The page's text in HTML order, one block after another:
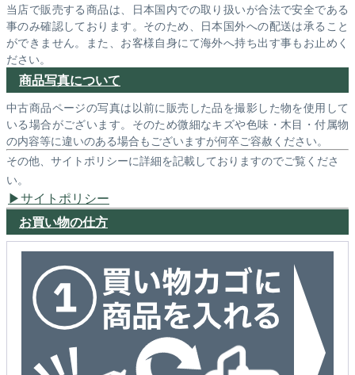
当店で販売する商品は、日本国内での取り扱いが合法で安全である
事のみ確認しております。そのため、日本国外への配送は承ること
ができません。また、お客様自身にて海外へ持ち出す事もお止めく
ださい。
商品写真について
中古商品ページの写真は以前に販売した品を撮影した物を使用して
いる場合がございます。そのため微細なキズや色味・木目・付属物
の内容等に違いのある場合もございますが何卒ご容赦ください。
その他、サイトポリシーに詳細を記載しておりますのでご覧くださ
い。
サイトポリシー
お買い物の仕方